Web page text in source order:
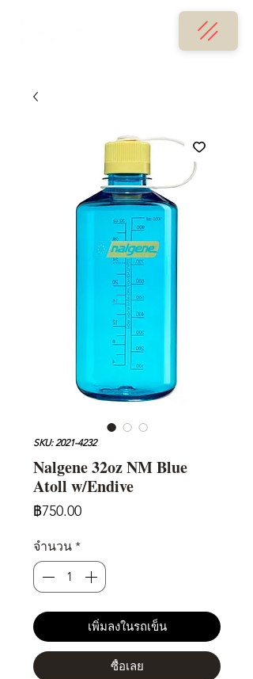
SKU: 2021-4232
Nalgene 32oz NM Blue
Atoll w/Endive
฿750.00ราคา
จำนวน *
เพิ่มลงในรถเข็น
ซื้อเลย